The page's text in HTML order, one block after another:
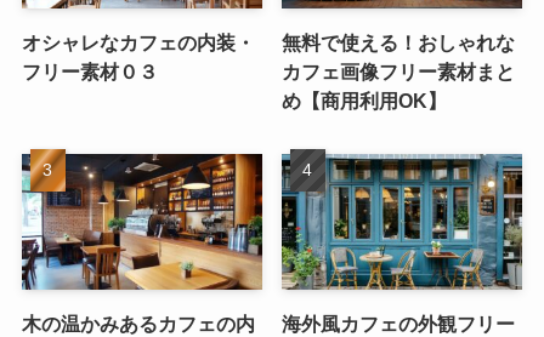
オシャレなカフェの内装・
フリー素材０３
無料で使える！おしゃれな
カフェ画像フリー素材まと
め【商用利用OK】
木の温かみあるカフェの内
海外風カフェの外観フリー